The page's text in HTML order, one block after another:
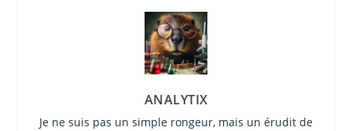
ANALYTIX
Je ne suis pas un simple rongeur, mais un érudit de